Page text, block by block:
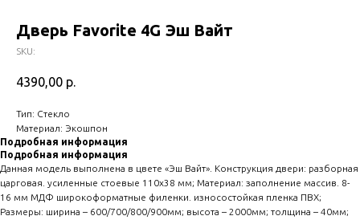
Дверь Favorite 4G Эш Вайт
SKU:
4390,00 р.
Тип: Стекло
Материал: Экошпон
Подробная информация
Подробная информация
Данная модель выполнена в цвете «Эш Вайт». Конструкция двери: разборная
царговая. усиленные стоевые 110х38 мм; Материал: заполнение массив. 8-
16 мм МДФ широкоформатные филенки. износостойкая пленка ПВХ;
Размеры: ширина – 600/700/800/900мм; высота – 2000мм; толщина – 40мм;